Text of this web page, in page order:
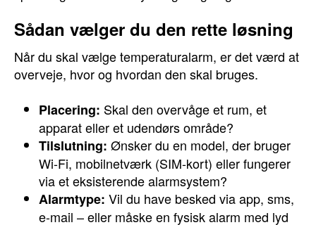
Sådan vælger du den rette løsning
Når du skal vælge temperaturalarm, er det værd at
overveje, hvor og hvordan den skal bruges.
Placering: Skal den overvåge et rum, et
apparat eller et udendørs område?
Tilslutning: Ønsker du en model, der bruger
Wi-Fi, mobilnetværk (SIM-kort) eller fungerer
via et eksisterende alarmsystem?
Alarmtype: Vil du have besked via app, sms,
e-mail – eller måske en fysisk alarm med lyd